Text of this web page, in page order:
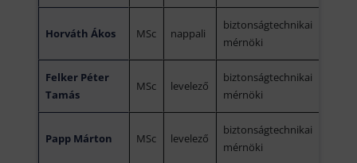
Horváth Ákos MSc nappali
biztonságtechnikai
mérnöki
Felker Péter
Tamás
MSc levelező
biztonságtechnikai
mérnöki
Papp Márton MSc levelező
biztonságtechnikai
mérnöki